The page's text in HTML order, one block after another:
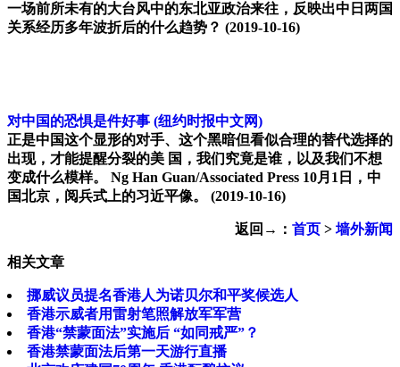
一场前所未有的大台风中的东北亚政治来往，反映出中日两国
关系经历多年波折后的什么趋势？ (2019-10-16)
对中国的恐惧是件好事 (纽约时报中文网)
正是中国这个显形的对手、这个黑暗但看似合理的替代选择的
出现，才能提醒分裂的美 国，我们究竟是谁，以及我们不想
变成什么模样。 Ng Han Guan/Associated Press 10月1日，中
国北京，阅兵式上的习近平像。 (2019-10-16)
返回→： 首页 > 墙外新闻
相关文章
挪威议员提名香港人为诺贝尔和平奖候选人
香港示威者用雷射笔照解放军军营
香港“禁蒙面法”实施后 “如同戒严”？
香港禁蒙面法后第一天游行直播